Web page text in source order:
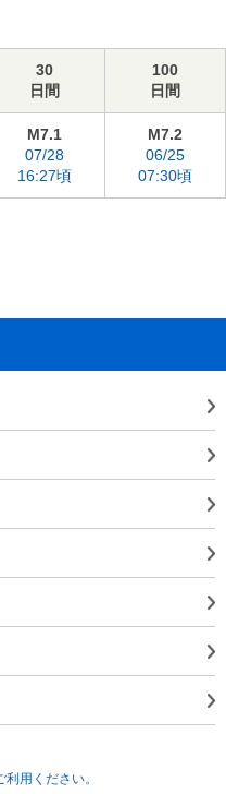
30
日間
100
日間
M7.1
07/28
16:27頃
M7.2
06/25
07:30頃
用ください。